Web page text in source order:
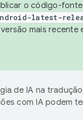
o código-
latest-
mais recente
de IA na
com IA podem